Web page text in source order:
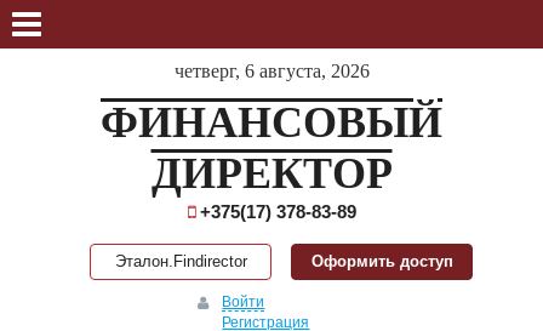
четверг, 6 августа, 2026
ФИНАНСОВЫЙ
ДИРЕКТОР
+375(17) 378-83-89
Эталон.Findirector Оформить доступ
Войти
Регистрация